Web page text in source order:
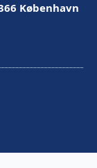
København